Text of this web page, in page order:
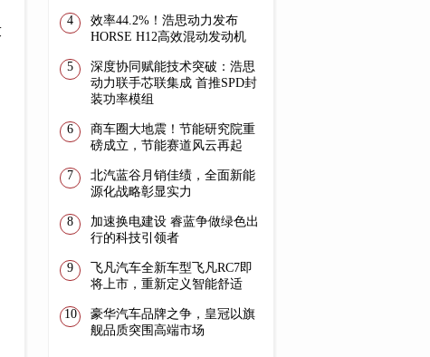
效率44.2%！浩思动力发布
HORSE H12高效混动发动机
深度协同赋能技术突破：浩思
动力联手芯联集成 首推SPD封
装功率模组
商车圈大地震！节能研究院重
磅成立，节能赛道风云再起
​北汽蓝谷月销佳绩，全面新能
源化战略彰显实力
加速换电建设 睿蓝争做绿色出
行的科技引领者
飞凡汽车全新车型飞凡RC7即
将上市，重新定义智能舒适
豪华汽车品牌之争，皇冠以旗
舰品质突围高端市场